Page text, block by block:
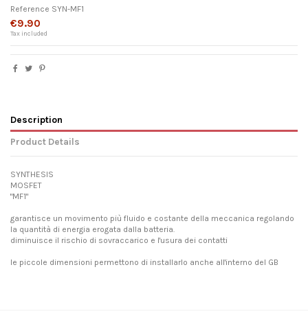
Reference SYN-MF1
€9.90
Tax included
Description
Product Details
SYNTHESIS
MOSFET
"MF1"
garantisce un movimento più fluido e costante della meccanica regolando
la quantità di energia erogata dalla batteria.
diminuisce il rischio di sovraccarico e l'usura dei contatti
le piccole dimensioni permettono di installarlo anche all'interno del GB